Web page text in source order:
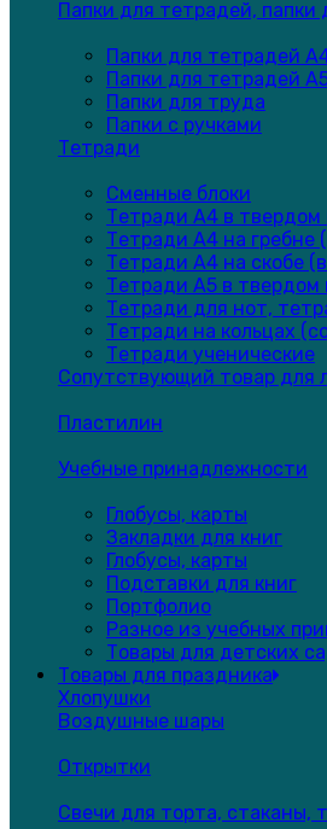
Папки для тетрадей, папки
Папки для тетрадей
Папки для тетрадей
Папки для труда
Папки с ручками
Тетради
Сменные блоки
Тетради А4 в твердом
Тетради А4 на гребне
Тетради А4 на скобе
Тетради А5 в твердом
Тетради для нот,
Тетради на кольцах
Тетради ученические
Сопутствующий товар для
Пластилин
Учебные принадлежности
Глобусы, карты
Закладки для книг
Глобусы, карты
Подставки для книг
Портфолио
Разное из учебных
Товары для детских
Товары для праздника
Хлопушки
Воздушные шары
Открытки
Свечи для торта, стаканы,